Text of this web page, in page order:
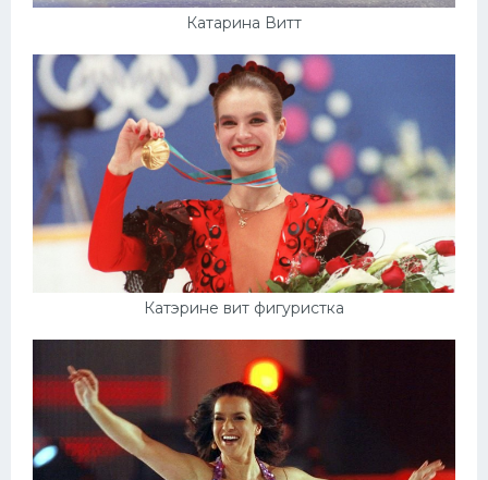
Катарина Витт
Катэрине вит фигуристка